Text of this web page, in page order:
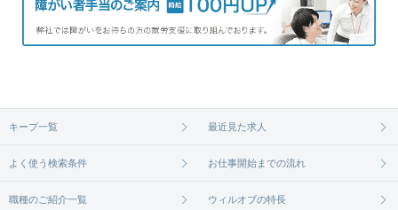
キープ一覧 最近見た求人
よく使う検索条件 お仕事開始までの流れ
職種のご紹介一覧 ウィルオブの特長